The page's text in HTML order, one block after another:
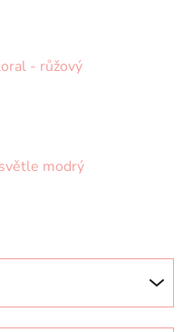
- růžový
modrý